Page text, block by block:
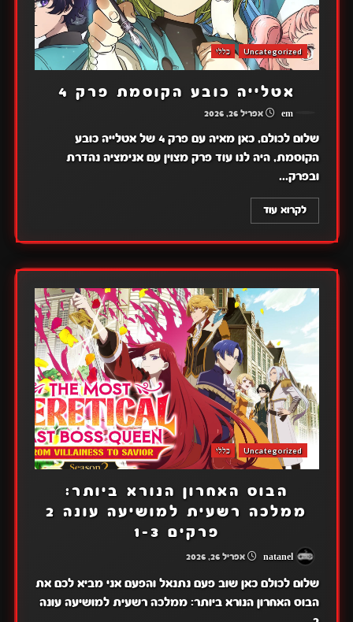
Uncategorized כללי
אטלייה כובע הקוסמת פרק 4
em אפריל 26, 2026
שלום לכולם, כאן מאיה עם פרק 4 של אטלייה כובע
הקוסמת, היה לנו עוד פרק מצוין עם אנימציה נהדרת
ובפרק...
לקרוא עוד
Uncategorized כללי
הבוס האחרון הנורא ביותר:
ממלכה רשעית למושיעה עונה 2
פרקים 1-3
אפריל 26, 2026
שלום לכולם כאן שוב פעם נתנאל והפעם אני מביא לכם את
הבוס האחרון הנורא ביותר: ממלכה רשעית למושיעה עונה